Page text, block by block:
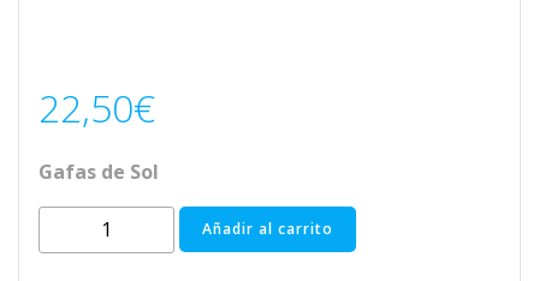
22,50€
Gafas de Sol
MODELO
FR8301B
Añadir al carrito